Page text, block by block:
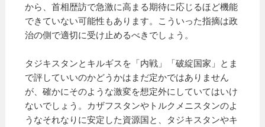
から、首相歴訪で急激に高まる期待に応じるほど機能
できていない可能性もあります。こういった指摘は政
治の側で適切に受け止めるべきでしょう。
タジキスタンとキルギスを「内戦」「破綻国家」とま
で評していいのかどうかはまだ定かではありません
が、確かにそのような激変を想定外にしていてはいけ
ないでしょう。カザフスタンやトルクメニスタンのよ
うなそれなりに安定した資源国と、タジキスタンやキ